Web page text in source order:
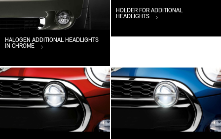
HALOGEN ADDITIONAL HEADLIGHTS
IN CHROME
HOLDER FOR ADDITIONAL
HEADLIGHTS